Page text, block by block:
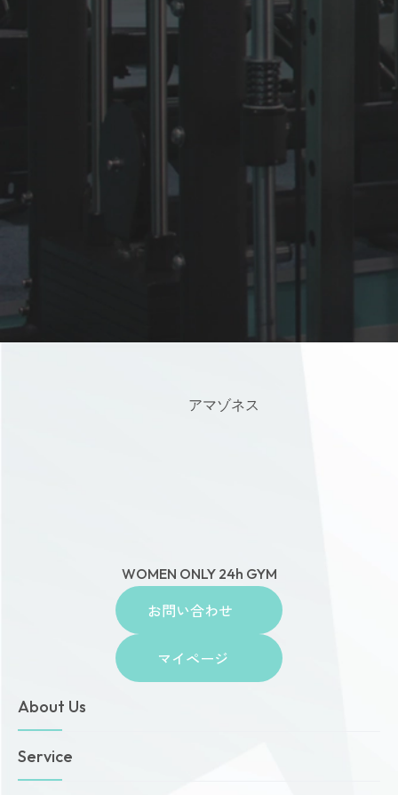
アマゾネス
WOMEN ONLY 24h GYM
お問い合わせ
マイページ
About Us
お知らせ
Service